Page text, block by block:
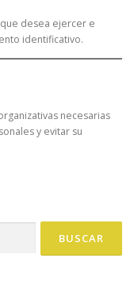
desea ejercer e
identificativo.
necesarias
y evitar su